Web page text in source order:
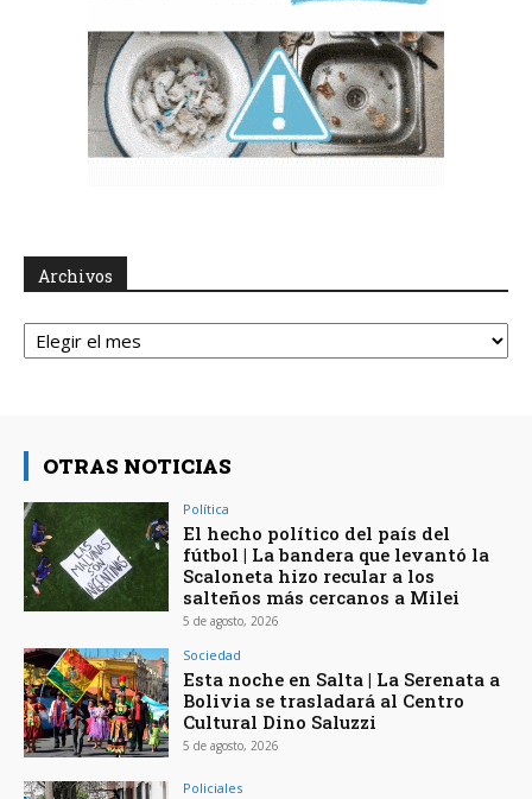
Archivos
Archivos
OTRAS NOTICIAS
Política
El hecho político del país del
fútbol | La bandera que levantó la
Scaloneta hizo recular a los
salteños más cercanos a Milei
5 de agosto, 2026
Sociedad
Esta noche en Salta | La Serenata a
Bolivia se trasladará al Centro
Cultural Dino Saluzzi
5 de agosto, 2026
Policiales